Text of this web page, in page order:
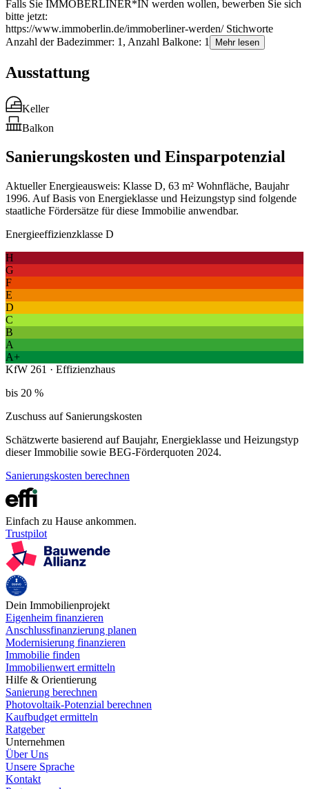
Falls Sie IMMOBERLINER*IN werden wollen, bewerben Sie sich
bitte jetzt:
https://www.immoberlin.de/immoberliner-werden/ Stichworte
Anzahl der Badezimmer: 1, Anzahl Balkone: 1
Mehr lesen
Ausstattung
Keller
Balkon
Sanierungskosten und Einsparpotenzial
Aktueller Energieausweis: Klasse D, 63 m² Wohnfläche, Baujahr
1996. Auf Basis von Energieklasse und Heizungstyp sind folgende
staatliche Fördersätze für diese Immobilie anwendbar.
Energieeffizienzklasse D
H
G
F
E
D
C
B
A
A+
KfW 261 · Effizienzhaus
bis 20 %
Zuschuss auf Sanierungskosten
Schätzwerte basierend auf Baujahr, Energieklasse und Heizungstyp
dieser Immobilie sowie BEG-Förderquoten 2024.
Sanierungskosten berechnen
Einfach zu Hause ankommen.
Trustpilot
Dein Immobilienprojekt
Eigenheim finanzieren
Anschlussfinanzierung planen
Modernisierung finanzieren
Immobilie finden
Immobilienwert ermitteln
Hilfe & Orientierung
Sanierung berechnen
Photovoltaik-Potenzial berechnen
Kaufbudget ermitteln
Ratgeber
Unternehmen
Über Uns
Unsere Sprache
Kontakt